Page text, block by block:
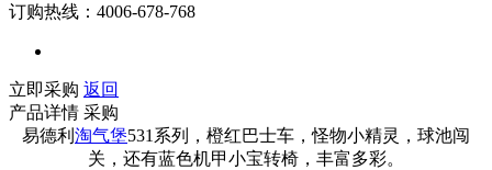
订购热线：4006-678-768
立即采购 返回
产品详情 采购
易德利 淘气堡531系列，橙红巴士车，怪物小精灵，球池闯
关，还有蓝色机甲小宝转椅，丰富多彩。